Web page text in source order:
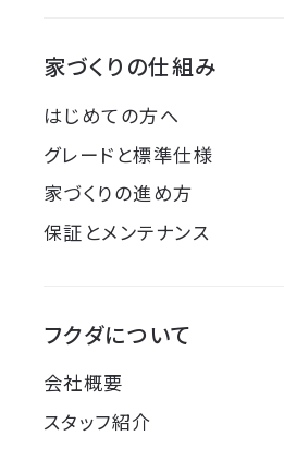
家づくりの仕組み
はじめての方へ
グレードと標準仕様
家づくりの進め方
保証とメンテナンス
フクダについて
会社概要
スタッフ紹介